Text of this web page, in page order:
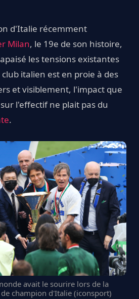
d'Italie récemment
Milan, le 19e de son histoire,
les tensions existantes
italien est en proie à des
et visiblement, l'impact que
l'effectif ne plait pas du
.
avait le sourire lors de la
champion d'Italie (iconsport)